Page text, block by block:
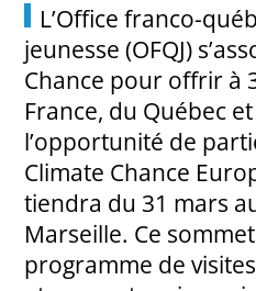
L’Office franco-
jeunesse (OFQJ)
Chance pour offrir à
France, du Québec
l’opportunité de
Climate Chance
tiendra du 31 mars
Marseille. Ce
programme de visites